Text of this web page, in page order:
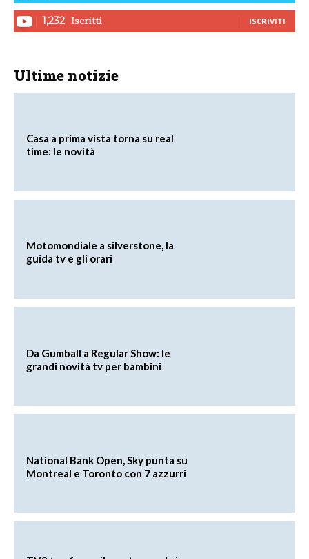
1,232 Iscritti ISCRIVITI
Ultime notizie
Casa a prima vista torna su real
time: le novità
Motomondiale a silverstone, la
guida tv e gli orari
Da Gumball a Regular Show: le
grandi novità tv per bambini
National Bank Open, Sky punta su
Montreal e Toronto con 7 azzurri